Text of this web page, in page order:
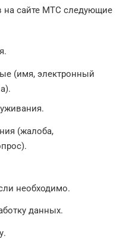
на сайте МТС следующие
(имя, электронный
(жалоба,
необходимо.
данных.